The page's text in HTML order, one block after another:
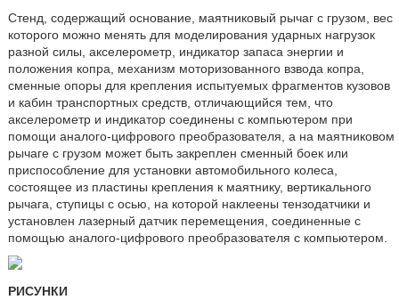
Стенд, содержащий основание, маятниковый рычаг с грузом, вес
которого можно менять для моделирования ударных нагрузок
разной силы, акселерометр, индикатор запаса энергии и
положения копра, механизм моторизованного взвода копра,
сменные опоры для крепления испытуемых фрагментов кузовов
и кабин транспортных средств, отличающийся тем, что
акселерометр и индикатор соединены с компьютером при
помощи аналого-цифрового преобразователя, а на маятниковом
рычаге с грузом может быть закреплен сменный боек или
приспособление для установки автомобильного колеса,
состоящее из пластины крепления к маятнику, вертикального
рычага, ступицы с осью, на которой наклеены тензодатчики и
установлен лазерный датчик перемещения, соединенные с
помощью аналого-цифрового преобразователя с компьютером.
РИСУНКИ